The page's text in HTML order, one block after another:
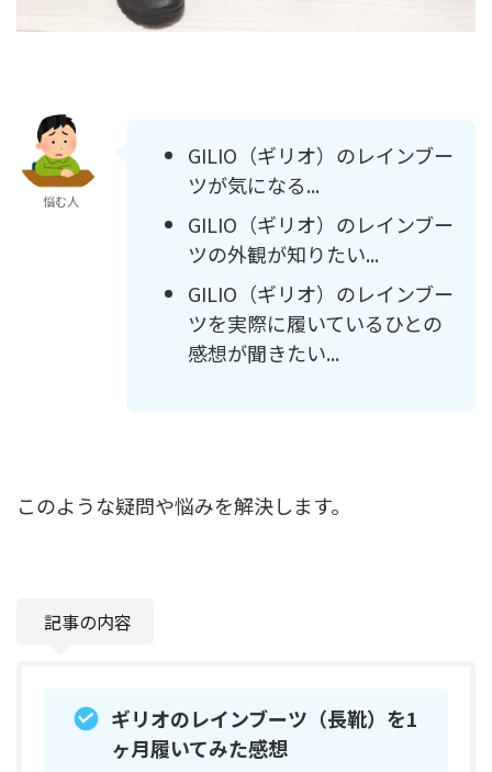
悩む人
GILIO（ギリオ）のレインブー
ツが気になる...
GILIO（ギリオ）のレインブー
ツの外観が知りたい...
GILIO（ギリオ）のレインブー
ツを実際に履いているひとの
感想が聞きたい...
このような疑問や悩みを解決します。
記事の内容
ギリオのレインブーツ（長靴）を1
ヶ月履いてみた感想